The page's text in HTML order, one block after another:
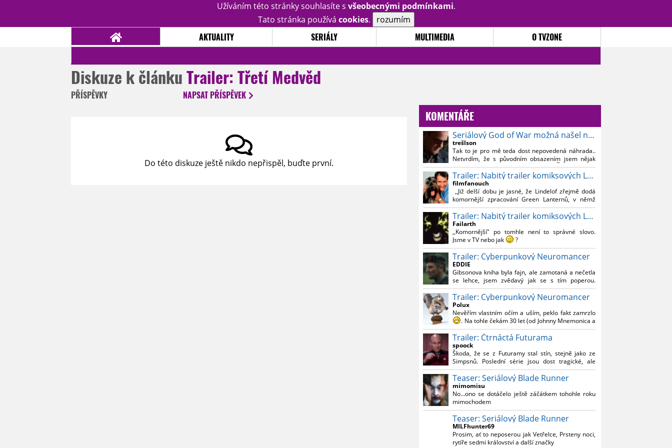
Užíváním této stránky souhlasíte s všeobecnými podmínkami.
Tato stránka používá cookies. rozumím
AKTUALITY SERIÁLY MULTIMEDIA O TVZONE
Diskuze k článkuTrailer: Třetí Medvěd
PŘÍSPĚVKY NAPSAT PŘÍSPĚVEK
Do této diskuze ještě nikdo nepřispěl, buďte první.
KOMENTÁŘE
Seriálový God of War možná našel nového Kratose
trešlson
Tak to je pro mě teda dost nepovedená náhrada..
Netvrdím, že s původním obsazením jsem nějak
souznil, ale Bautistu fakt nemusim..
Trailer: Nabitý trailer komiksových Lanterns
filmfanouch
,,Již delší dobu je jasné, že Lindelof zřejmě dodá
komornější zpracování Green Lanternů, v němž
nebude moc prostoru na vesmírné blbnutí, o to více
se ovšem bude moci nová adaptace odprostit třeba
od filmového Green Lanterna s Ryanem
Reynoldsem.´´ Co je na tom nesrozumitelného?
Trailer: Nabitý trailer komiksových Lanterns
Failarth
,,Komornější" po tomhle není to správné slovo.
Jsme v TV nebo jak
?
Nebál bych se říct, že to vypadá skvěle jak po
stránce kvantity materiálu, tak i formou.
Výběr Ulricha Tomsena pro mě velké překvapení a
velmi zajímavá volba bravo.
Chandler je lepší a lepší s každou novou scénou.
Komiksy to mají ted´těžké, paradoxně tomu škodí
to všechno kolem (DC nebo MCU to je buřt) , ale
nezasloužilo by si to zářez jen kvůli tomu. Držím
tomu palce.
Trailer: Cyberpunkový Neuromancer
EDDIE
Gibsonova kniha byla fajn, ale zamotaná a nečetla
se lehce, jsem zvědavý jak se s tím poperou.
Grafický román jsem nevěděl, že existuje.
Trailer: Cyberpunkový Neuromancer
Polux
Nevěřím vlastním očím a uším, peklo fakt zamrzlo
. Na tohle čekám 30 let (od Johnny Mnemonica a
tehdejšího zjištění z časopisů, kdo je to Gibson a co
je jeho debutová kniha zač), přičemž 25 let (od
Matrixu, který pojem cyberpunk dostal do
povědomí i obyčejného diváka a nikoliv fanouška
žánru) marně doufám, že si po řadě "duchovních
nástupců", kteří přišli poté (Ghost In The Shell, Alita:
Battle Angel, Altered Carbon, Blade Runner 2049,
Cyberpunk 2077, atd.), někdo konečně vzpomene i
na bibli cyberpunku, se kterou to všechno začalo.
Teď už nezbývá nic jiného než se tiše modlit a
doufat, že to bude stát za to
. Plus kudos za
sázku na seriál a nikoliv film, snad tvůrci tu výsadu
násobně větší stopáže náležitě využijí.
Trailer: Čtrnáctá Futurama
spoock
Škoda, že se z Futuramy stal stín, stejně jako ze
Simpsnů. Poslední série jsou dost tragické, ale
třeba se objeví nějaký zajímavý scénárista.
Nedávno začala vycházet nová řada Ricka a
Mortyho a já z úžasem zjistil, že se na to dá opět
koukat.
Teaser: Seriálový Blade Runner
mimomisu
No...ono se dotáčelo ještě záčátkem tohohle roku
mimochodem
Teaser: Seriálový Blade Runner
MILFhunter69
Prosim, ať to neposerou jak Vetřelce, Prsteny noci,
rytíře sedmi království a další značky